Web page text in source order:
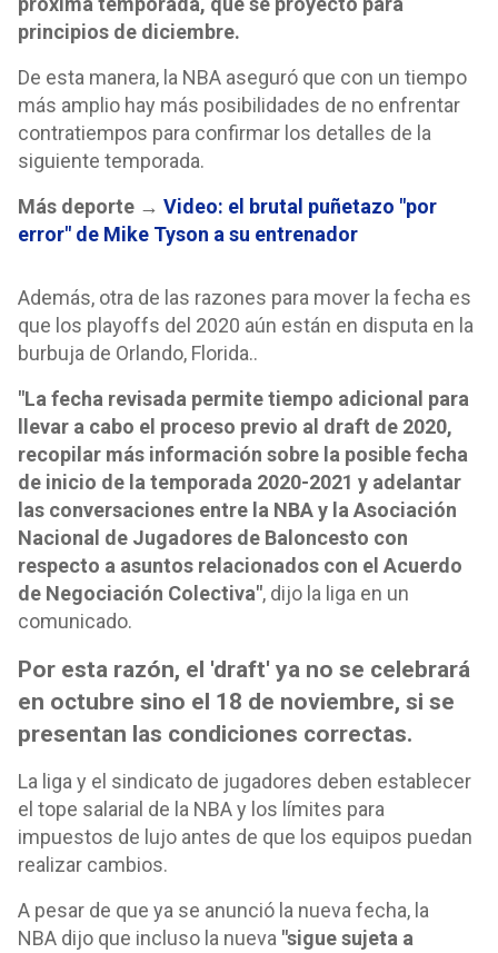
principios de diciembre.
De esta manera, la NBA aseguró que con un tiempo
más amplio hay más posibilidades de no enfrentar
contratiempos para confirmar los detalles de la
siguiente temporada.
Más deporte → Video: el brutal puñetazo "por
error" de Mike Tyson a su entrenador
Además, otra de las razones para mover la fecha es
que los playoffs del 2020 aún están en disputa en la
burbuja de Orlando, Florida..
"La fecha revisada permite tiempo adicional para
llevar a cabo el proceso previo al draft de 2020,
recopilar más información sobre la posible fecha
de inicio de la temporada 2020-2021 y adelantar
las conversaciones entre la NBA y la Asociación
Nacional de Jugadores de Baloncesto con
respecto a asuntos relacionados con el Acuerdo
de Negociación Colectiva", dijo la liga en un
comunicado.
Por esta razón, el 'draft' ya no se celebrará
en octubre sino el 18 de noviembre, si se
presentan las condiciones correctas.
La liga y el sindicato de jugadores deben establecer
el tope salarial de la NBA y los límites para
impuestos de lujo antes de que los equipos puedan
realizar cambios.
A pesar de que ya se anunció la nueva fecha, la
NBA dijo que incluso la nueva "sigue sujeta a